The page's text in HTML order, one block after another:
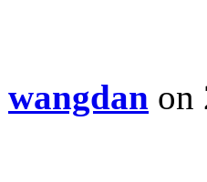
wangdan on